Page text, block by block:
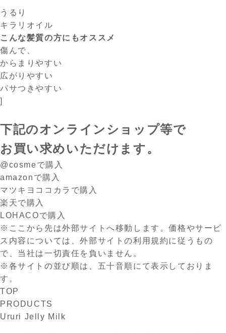
うるり
キラリオイル
こんな髪質の方にもオススメ
傷んで、
からまりやすい
広がりやすい
パサつきやすい
]
下記のオンラインショップ等で
お買い求めいただけます。
@cosmeで購入
amazonで購入
マツキヨココカラで購入
楽天で購入
LOHACOで購入
※ここから先は外部サイトへ移動します。価格やサービ
ス内容については、外部サイトの利用規約に従うもの
で、当社は一切責任を負いません。
※各サイトの並び順は、五十音順にて表示しておりま
す。
TOP
PRODUCTS
Ururi Jelly Milk